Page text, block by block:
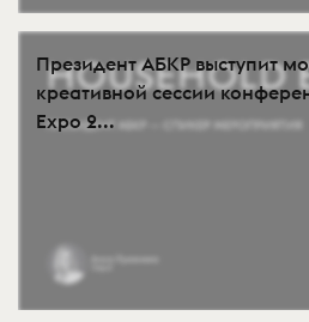
Президент АБКР выступит
креативной сессии
Expo 2...